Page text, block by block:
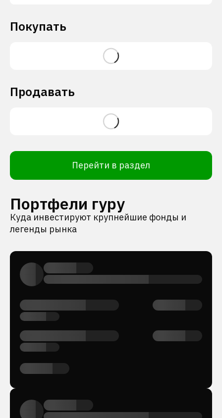
Покупать
Продавать
Перейти в раздел
Портфели гуру
Куда инвестируют крупнейшие фонды и
легенды рынка